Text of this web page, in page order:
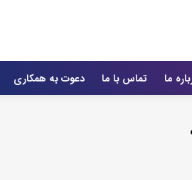
ما تماس با ما دعوت به همکاری